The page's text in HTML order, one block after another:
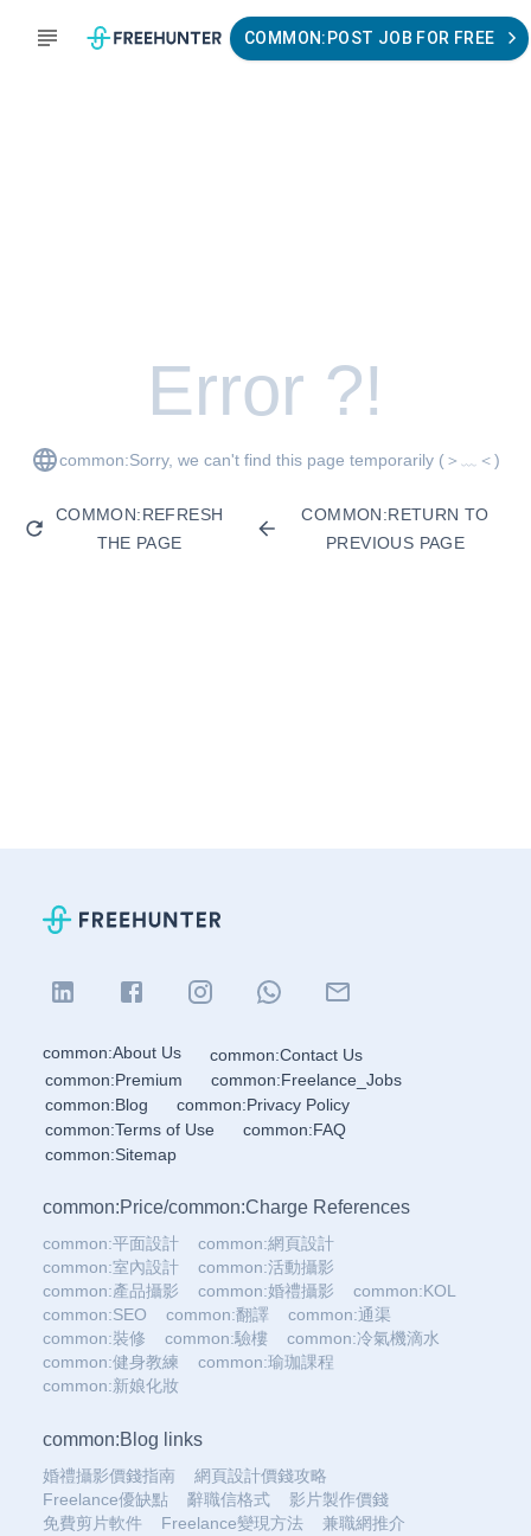
COMMON:POST JOB FOR FREE
Error ?!
common:Sorry, we can't find this page temporarily (＞﹏＜)
COMMON:REFRESH
THE PAGE
COMMON:RETURN TO
PREVIOUS PAGE
common:About Us
common:Contact Us
common:Premium
common:Freelance_Jobs
common:Blog
common:Privacy Policy
common:Terms of Use
common:FAQ
common:Sitemap
common:Price/common:Charge References
common:平面設計
common:網頁設計
common:室內設計
common:活動攝影
common:產品攝影
common:婚禮攝影
common:KOL
common:SEO
common:翻譯
common:通渠
common:裝修
common:驗樓
common:冷氣機滴水
common:健身教練
common:瑜珈課程
common:新娘化妝
common:Blog links
婚禮攝影價錢指南
網頁設計價錢攻略
Freelance優缺點
辭職信格式
影片製作價錢
免費剪片軟件
Freelance變現方法
兼職網推介